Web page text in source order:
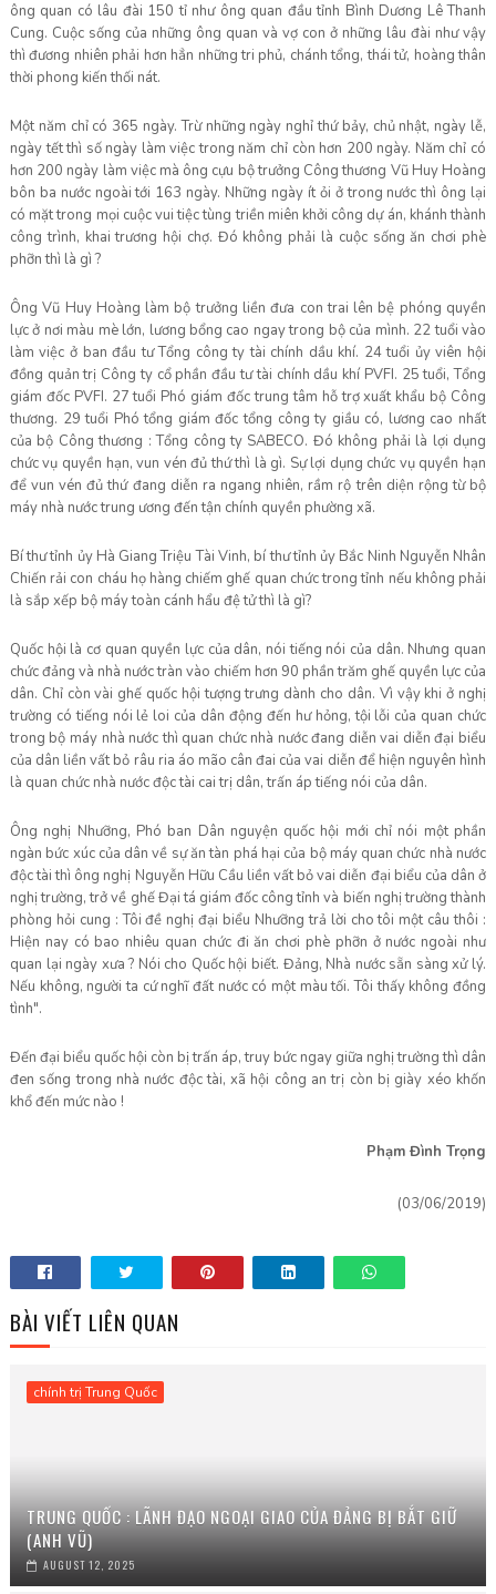
ông quan có lâu đài 150 tỉ như ông quan đầu tỉnh Bình Dương Lê Thanh
Cung. Cuộc sống của những ông quan và vợ con ở những lâu đài như vậy
thì đương nhiên phải hơn hẳn những tri phủ, chánh tổng, thái tử, hoàng thân
thời phong kiến thối nát.
Một năm chỉ có 365 ngày. Trừ những ngày nghỉ thứ bảy, chủ nhật, ngày lễ,
ngày tết thì số ngày làm việc trong năm chỉ còn hơn 200 ngày. Năm chỉ có
hơn 200 ngày làm việc mà ông cựu bộ trưởng Công thương Vũ Huy Hoàng
bôn ba nước ngoài tới 163 ngày. Những ngày ít ỏi ở trong nước thì ông lại
có mặt trong mọi cuộc vui tiệc tùng triền miên khởi công dự án, khánh thành
công trình, khai trương hội chợ. Đó không phải là cuộc sống ăn chơi phè
phỡn thì là gì ?
Ông Vũ Huy Hoàng làm bộ trưởng liền đưa con trai lên bệ phóng quyền
lực ở nơi màu mè lớn, lương bổng cao ngay trong bộ của mình. 22 tuổi vào
làm việc ở ban đầu tư Tổng công ty tài chính dầu khí. 24 tuổi ủy viên hội
đồng quản trị Công ty cổ phần đầu tư tài chính dầu khí PVFI. 25 tuổi, Tổng
giám đốc PVFI. 27 tuổi Phó giám đốc trung tâm hỗ trợ xuất khẩu bộ Công
thương. 29 tuổi Phó tổng giám đốc tổng công ty giầu có, lương cao nhất
của bộ Công thương : Tổng công ty SABECO. Đó không phải là lợi dụng
chức vụ quyền hạn, vun vén đủ thứ thì là gì. Sự lợi dụng chức vụ quyền hạn
để vun vén đủ thứ đang diễn ra ngang nhiên, rầm rộ trên diện rộng từ bộ
máy nhà nước trung ương đến tận chính quyền phường xã.
Bí thư tỉnh ủy Hà Giang Triệu Tài Vinh, bí thư tỉnh ủy Bắc Ninh Nguyễn Nhân
Chiến rải con cháu họ hàng chiếm ghế quan chức trong tỉnh nếu không phải
là sắp xếp bộ máy toàn cánh hẩu đệ tử thì là gì?
Quốc hội là cơ quan quyền lực của dân, nói tiếng nói của dân. Nhưng quan
chức đảng và nhà nước tràn vào chiếm hơn 90 phần trăm ghế quyền lực của
dân. Chỉ còn vài ghế quốc hội tượng trưng dành cho dân. Vì vậy khi ở nghị
trường có tiếng nói lẻ loi của dân động đến hư hỏng, tội lỗi của quan chức
trong bộ máy nhà nước thì quan chức nhà nước đang diễn vai diễn đại biểu
của dân liền vất bỏ râu ria áo mão cân đai của vai diễn để hiện nguyên hình
là quan chức nhà nước độc tài cai trị dân, trấn áp tiếng nói của dân.
Ông nghị Nhưỡng, Phó ban Dân nguyện quốc hội mới chỉ nói một phần
ngàn bức xúc của dân về sự ăn tàn phá hại của bộ máy quan chức nhà nước
độc tài thì ông nghị Nguyễn Hữu Cầu liền vất bỏ vai diễn đại biểu của dân ở
nghị trường, trở về ghế Đại tá giám đốc công tỉnh và biến nghị trường thành
phòng hỏi cung : Tôi đề nghị đại biểu Nhưỡng trả lời cho tôi một câu thôi :
Hiện nay có bao nhiêu quan chức đi ăn chơi phè phỡn ở nước ngoài như
quan lại ngày xưa ? Nói cho Quốc hội biết. Đảng, Nhà nước sẵn sàng xử lý.
Nếu không, người ta cứ nghĩ đất nước có một màu tối. Tôi thấy không đồng
tình".
Đến đại biểu quốc hội còn bị trấn áp, truy bức ngay giữa nghị trường thì dân
đen sống trong nhà nước độc tài, xã hội công an trị còn bị giày xéo khốn
khổ đến mức nào !
Phạm Đình Trọng
(03/06/2019)
BÀI VIẾT LIÊN QUAN
chính trị Trung Quốc
TRUNG QUỐC : LÃNH ĐẠO NGOẠI GIAO CỦA ĐẢNG BỊ BẮT GIỮ
(ANH VŨ)
AUGUST 12, 2025